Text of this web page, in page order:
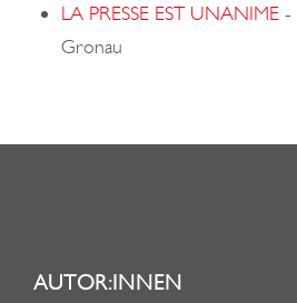
LA PRESSE EST UNANIME -
Gronau
AUTOR:INNEN